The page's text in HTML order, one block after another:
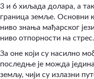
3 и 6 хиљада долара, а
граница земље. Основни
ниво знања мађарског
ниво отпорности на стрес.
За оне који су насилно
последње је можда
земљу, чији су излазни